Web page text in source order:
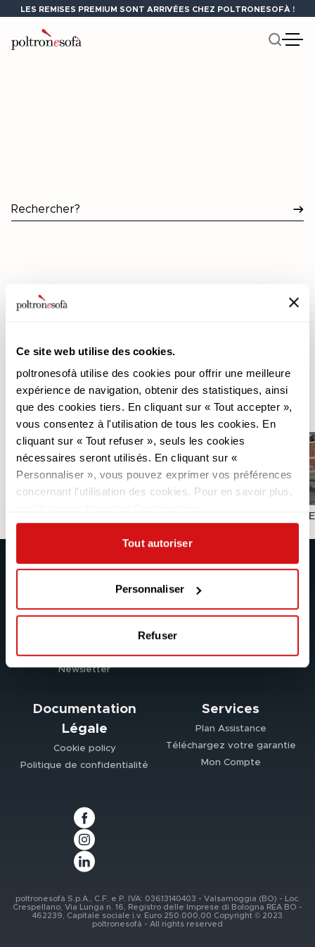
Ce site web utilise des cookies.
poltronesofà utilise des cookies pour offrir une meilleure
expérience de navigation, obtenir des statistiques, ainsi
que des cookies tiers. En cliquant sur « Tout accepter »,
vous consentez à l'utilisation de tous les cookies. En
cliquant sur « Tout refuser », seuls les cookies
nécessaires seront utilisés. En cliquant sur «
Personnaliser », vous pouvez exprimer vos préférences
concernant l'utilisation des cookies. Pour en savoir plus,
Tout autoriser
Personnaliser
Refuser
LES REMISES PREMIUM SONT ARRIVÉES CHEZ POLTRONESOFÀ !
Découvrez d'autres
collections
CANAPÉS D'ANGLE
poltronesofà
Nos Magasins
Contacts
Newsletter
Revêtements
Les Fauteuils
Documentation
Légale
Cookie policy
Politique de confidentialité
Services
Plan Assistance
Téléchargez votre garantie
Mon Compte
poltronesofà S.p.A., C.F. e P. IVA: 03613140403 - Valsamoggia (BO) - Loc.
Crespellano, Via Lunga n. 16, Registro delle Imprese di Bologna REA BO -
462239, Capitale sociale i.v. Euro 250.000,00 Copyright © 2023
poltronesofà - All rights reserved